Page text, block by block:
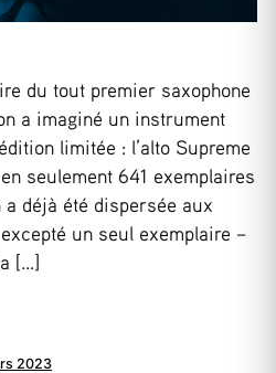
du tout premier saxophone
a imaginé un instrument
limitée : l’alto Supreme
seulement 641 exemplaires
déjà été dispersée aux
un seul exemplaire –
[…]
2023